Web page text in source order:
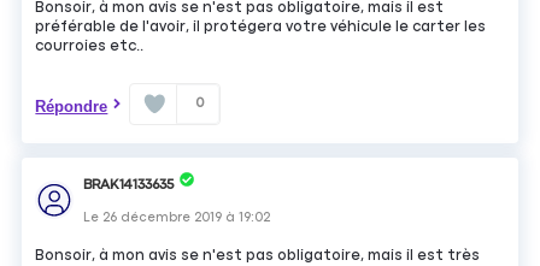
Bonsoir, à mon avis se n'est pas obligatoire, mais il est
préférable de l'avoir, il protégera votre véhicule le carter les
courroies etc..
Répondre 0
BRAK14133635
Le 26 décembre 2019 à19:02
Bonsoir, à mon avis se n'est pas obligatoire, mais il est très